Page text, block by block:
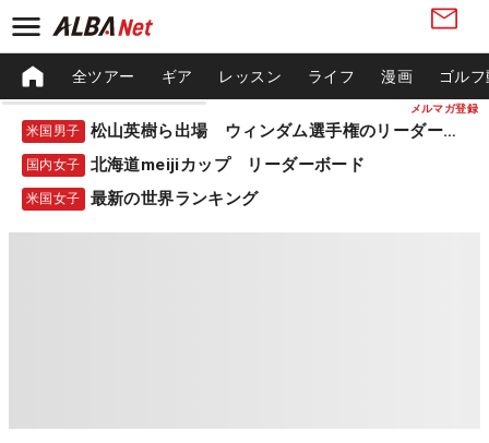
メルマガ登録
全ツアー ギア レッスン ライフ 漫画 ゴル
米国男子 松山英樹ら出場 ウィンダム選手権のリーダーボード
国内女子 北海道meijiカップ リーダーボード
米国女子 最新の世界ランキング